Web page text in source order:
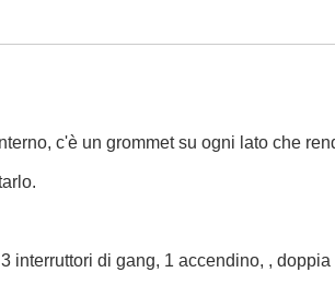
c'è un grommet su ogni lato che
interruttori di gang, 1 accendino, ,